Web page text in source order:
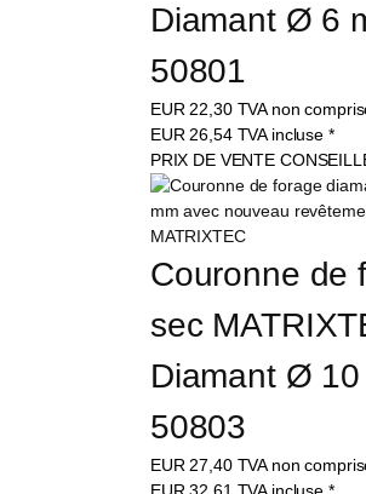
Diamant Ø 6
50801
EUR 22,30 TVA non
EUR 26,54 TVA incluse *
PRIX DE VENTE
Couronne de
sec
Diamant Ø 10
50803
EUR 27,40 TVA non